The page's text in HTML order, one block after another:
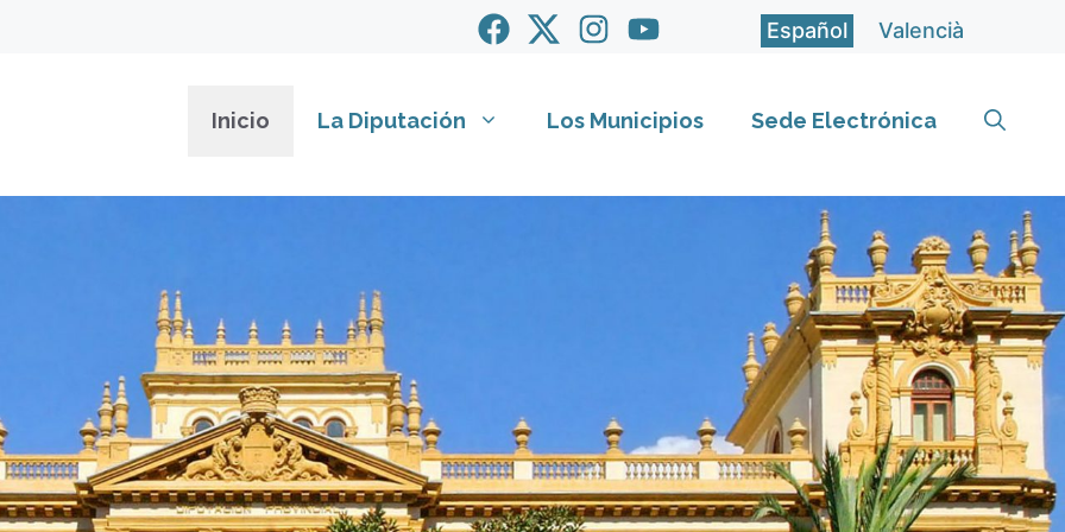
Español Valencià
Inicio La Diputación Los Municipios Sede Electrónica